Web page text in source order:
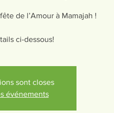
de l’Amour à Mamajah !
ci-dessous!
sont closes
événements